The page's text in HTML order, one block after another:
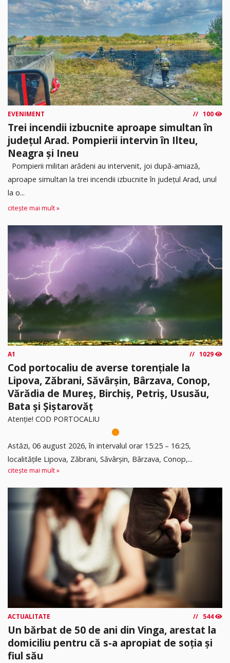
EVENIMENT 100
Trei incendii izbucnite aproape simultan în
județul Arad. Pompierii intervin în Ilteu,
Neagra și Ineu
Pompierii militari arădeni au intervenit, joi după-amiază,
aproape simultan la trei incendii izbucnite în județul Arad, unul
la o...
citește mai mult »
A1 1029
Cod portocaliu de averse torențiale la
Lipova, Zăbrani, Săvârșin, Bârzava, Conop,
Vărădia de Mureș, Birchiș, Petriș, Ususău,
Bata și Șiștarovăț
Atenție! COD PORTOCALIU
Astăzi, 06 august 2026, în intervalul orar 15:25 – 16:25,
localitățile Lipova, Zăbrani, Săvârșin, Bârzava, Conop,...
citește mai mult »
ACTUALITATE 544
Un bărbat de 50 de ani din Vinga, arestat la
domiciliu pentru că s-a apropiat de soția și
fiul său